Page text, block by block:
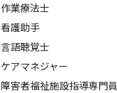
作業療法士
看護助手
言語聴覚士
ケアマネジャー
障害者福祉施設指導専門員